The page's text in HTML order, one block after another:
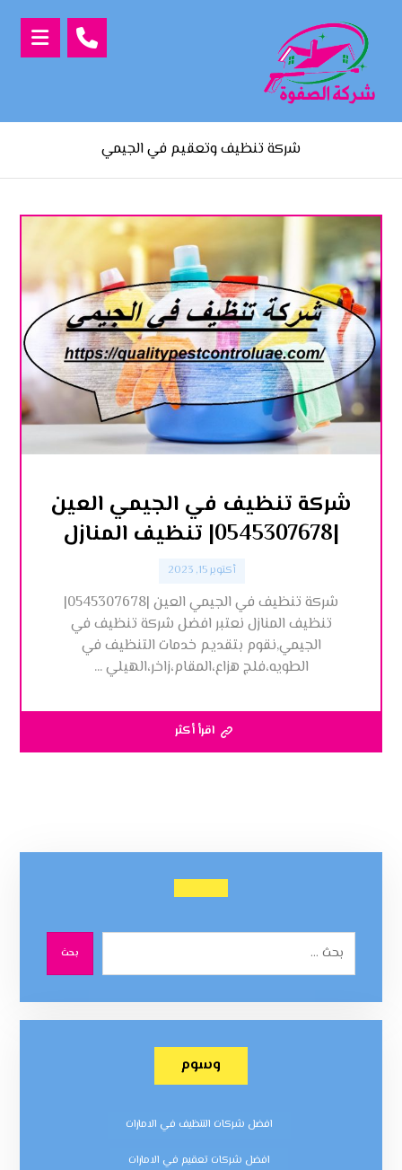
شركة تنظيف وتعقيم في الجيمي
شركة تنظيف في الجيمي العين
|0545307678| تنظيف المنازل
أكتوبر 15, 2023
شركة تنظيف في الجيمي العين |0545307678|
تنظيف المنازل نعتبر افضل شركة تنظيف في
الجيمي,نقوم بتقديم خدمات التنظيف في
الطويه،فلج هزاع،المقام،زاخر،الهيلي ...
اقرأ أكثر
بحث
وسوم
افضل شركات التنظيف في الامارات
افضل شركات تعقيم في الامارات